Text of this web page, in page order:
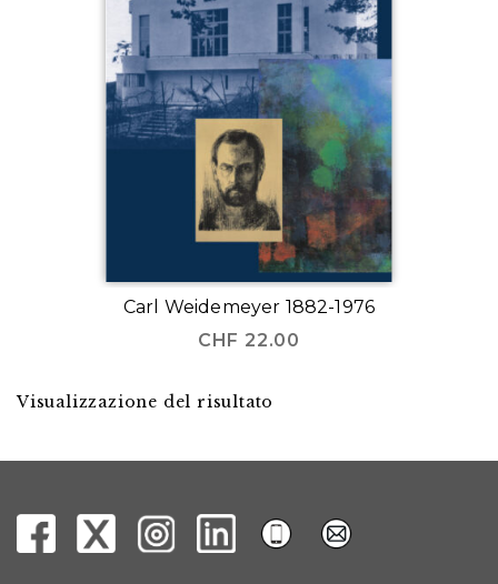
Carl Weidemeyer 1882-1976
CHF 22.00
Visualizzazione del risultato